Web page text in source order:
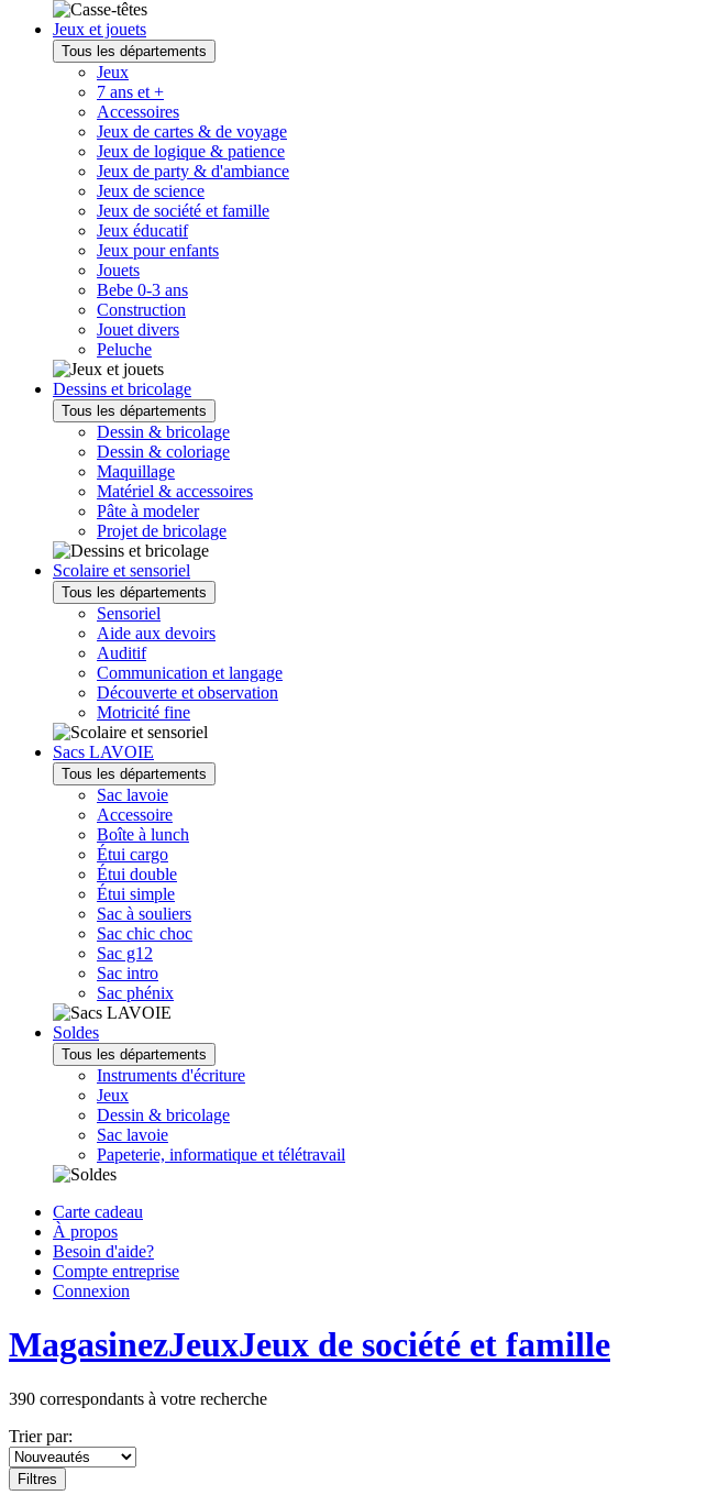
Jeux et jouets
Tous les départements
Jeux
7 ans et +
Accessoires
Jeux de cartes & de voyage
Jeux de logique & patience
Jeux de party & d'ambiance
Jeux de science
Jeux de société et famille
Jeux éducatif
Jeux pour enfants
Jouets
Bebe 0-3 ans
Construction
Jouet divers
Peluche
Dessins et bricolage
Tous les départements
Dessin & bricolage
Dessin & coloriage
Maquillage
Matériel & accessoires
Pâte à modeler
Projet de bricolage
Scolaire et sensoriel
Tous les départements
Sensoriel
Aide aux devoirs
Auditif
Communication et langage
Découverte et observation
Motricité fine
Sacs LAVOIE
Tous les départements
Sac lavoie
Accessoire
Boîte à lunch
Étui cargo
Étui double
Étui simple
Sac à souliers
Sac chic choc
Sac g12
Sac intro
Sac phénix
Soldes
Tous les départements
Instruments d'écriture
Jeux
Dessin & bricolage
Sac lavoie
Papeterie, informatique et télétravail
Carte cadeau
À propos
Besoin d'aide?
Compte entreprise
Connexion
MagasinezJeuxJeux de société et famille
390 correspondants à votre recherche
Trier par:
Filtres